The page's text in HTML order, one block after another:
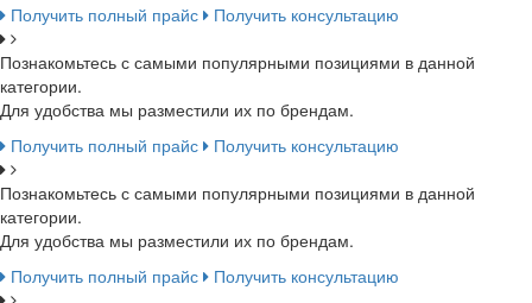
Получить полный прайс
Получить консультацию
Познакомьтесь с самыми популярными позициями в данной
категории.
Для удобства мы разместили их по брендам.
Получить полный прайс
Получить консультацию
Познакомьтесь с самыми популярными позициями в данной
категории.
Для удобства мы разместили их по брендам.
Получить полный прайс
Получить консультацию